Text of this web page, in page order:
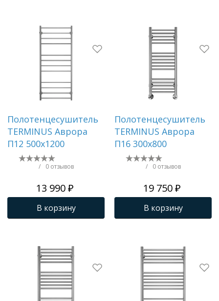
Полотенцесушитель
TERMINUS Аврора
П12 500х1200
/ 0 отзывов
13 990 ₽
В корзину
Полотенцесушитель
TERMINUS Аврора
П16 300х800
/ 0 отзывов
19 750 ₽
В корзину